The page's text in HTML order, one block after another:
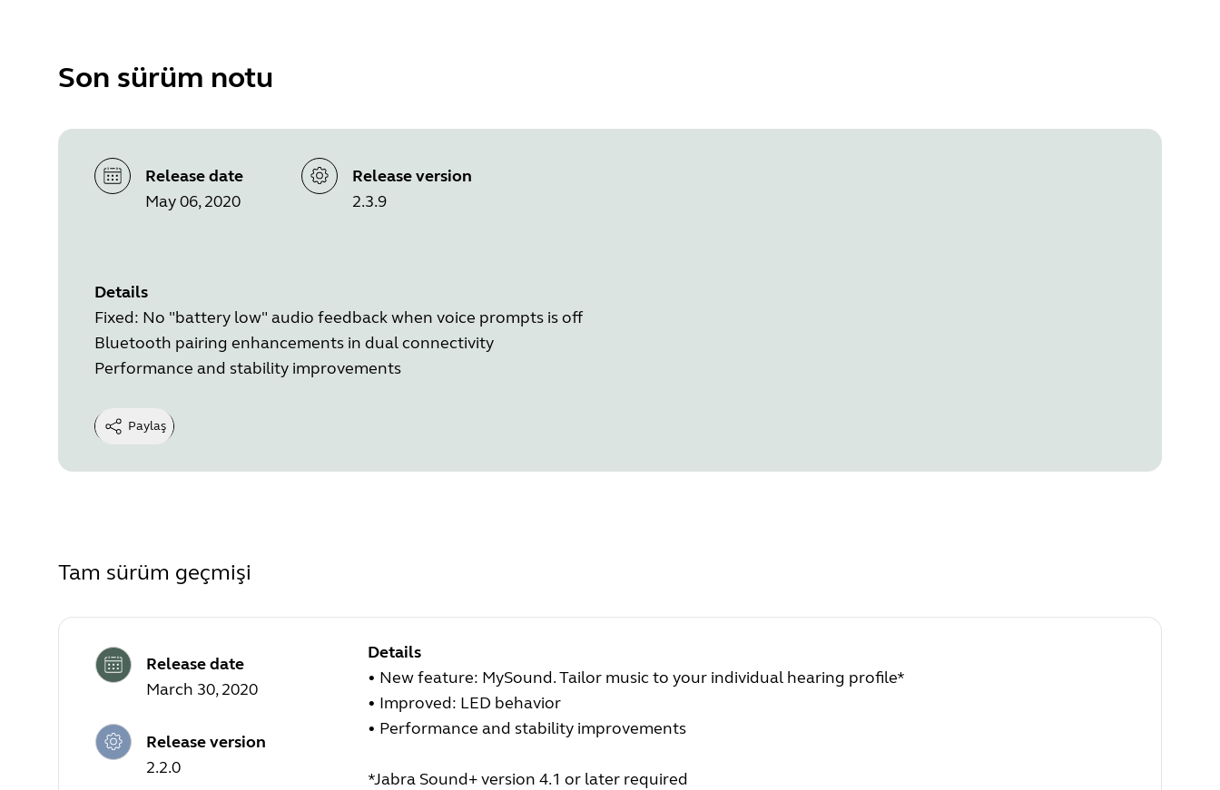
Son sürüm notu
Release date
May 06, 2020
Release version
2.3.9
Details
Fixed: No "battery low" audio feedback when voice prompts is off
Bluetooth pairing enhancements in dual connectivity
Performance and stability improvements
Paylaş
Tam sürüm geçmişi
Release date
March 30, 2020
Release version
2.2.0
Details
• New feature: MySound. Tailor music to your individual hearing profile*
• Improved: LED behavior
• Performance and stability improvements
*Jabra Sound+ version 4.1 or later required